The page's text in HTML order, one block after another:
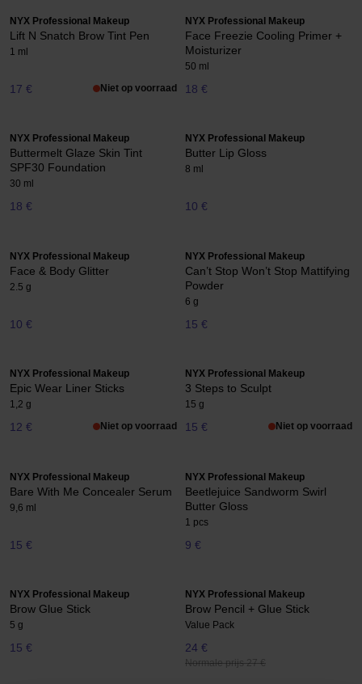
NYX Professional Makeup
Lift N Snatch Brow Tint Pen
1 ml
17 € Niet op voorraad
NYX Professional Makeup
Face Freezie Cooling Primer +
Moisturizer
50 ml
18 €
NYX Professional Makeup
Buttermelt Glaze Skin Tint
SPF30 Foundation
30 ml
18 €
NYX Professional Makeup
Butter Lip Gloss
8 ml
10 €
NYX Professional Makeup
Face & Body Glitter
2.5 g
10 €
NYX Professional Makeup
Can’t Stop Won’t Stop Mattifying
Powder
6 g
15 €
NYX Professional Makeup
Epic Wear Liner Sticks
1,2 g
12 € Niet op voorraad
NYX Professional Makeup
3 Steps to Sculpt
15 g
15 € Niet op voorraad
NYX Professional Makeup
Bare With Me Concealer Serum
9,6 ml
15 €
NYX Professional Makeup
Beetlejuice Sandworm Swirl
Butter Gloss
1 pcs
9 €
NYX Professional Makeup
Brow Glue Stick
5 g
15 €
NYX Professional Makeup
Brow Pencil + Glue Stick
Value Pack
24 €
Normale prijs 27 €